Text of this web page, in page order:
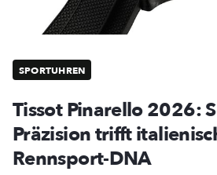
SPORTUHREN
Tissot Pinarello 2026:
Präzision trifft
Rennsport-DNA